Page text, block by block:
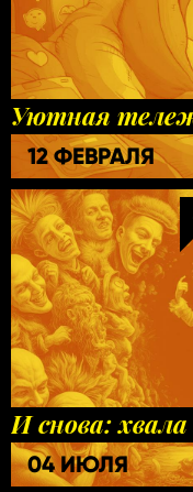
Уютная
12 ФЕВРАЛЯ
И снова:
04 ИЮЛЯ